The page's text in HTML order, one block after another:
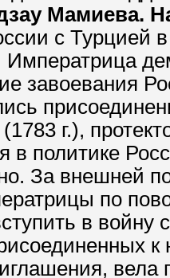
Мамиева.
с Турцией
Императрица
завоевания
г.),
в политике
За внешней
по
в войну
вела